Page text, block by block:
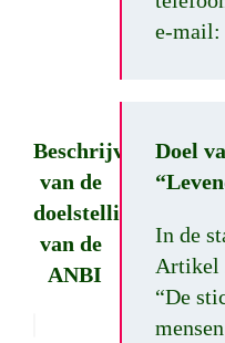
e-mail:
Beschrijving
van de
doelstelling
van de
ANBI
Doel
In de
Artikel
“De